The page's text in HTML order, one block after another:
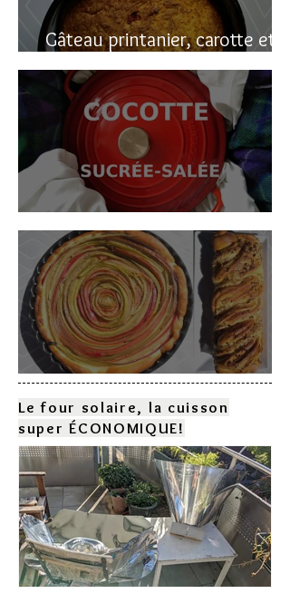
Gâteau printanier, carotte et
rhubarbe
Cocotte sucrée-salée
Deux gâteaux à la rhubarbe
Le four solaire, la cuisson
super ÉCONOMIQUE!